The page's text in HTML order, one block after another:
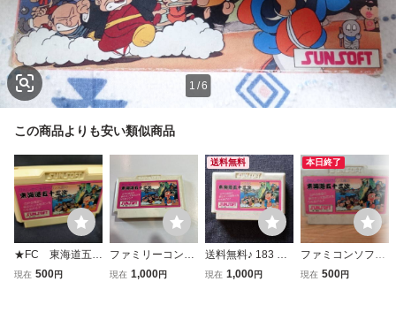
1 /6
この商品よりも安い類似商品
★FC 東海道五十
三次 ソフトの
現在 500円
ファミリーコンピ
ュータ ゲームソ
現在 1,000円
送料無料
送料無料♪ 183 東
海道五十三次 ファ
現在 1,000円
本日終了
ファミコンソフ
ト かんしゃく玉
現在 500円